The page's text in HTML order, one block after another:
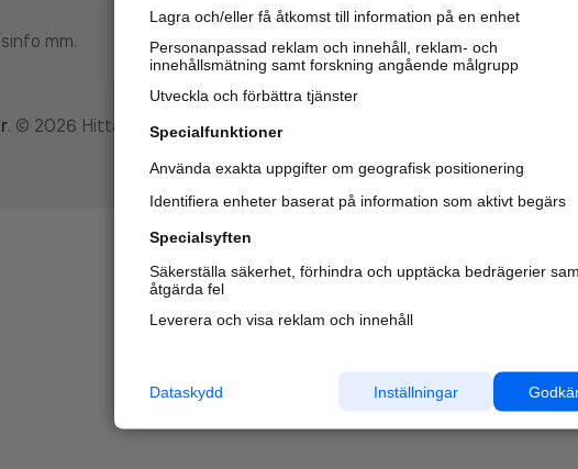
mm.
nya kunder och
samarbetspartners nära dig.
Läs mer här
. © 2026 Hitta.se
Lagra och/eller få åtkomst till information på en enhet
Personanpassad reklam och innehåll, reklam- och
innehållsmätning samt forskning angående målgrupp
Utveckla och förbättra tjänster
Specialfunktioner
Använda exakta uppgifter om geografisk positionering
Identifiera enheter baserat på information som aktivt begärs
Specialsyften
Säkerställa säkerhet, förhindra och upptäcka bedrägerier
åtgärda fel
Leverera och visa reklam och innehåll
Inställningar
Dataskydd